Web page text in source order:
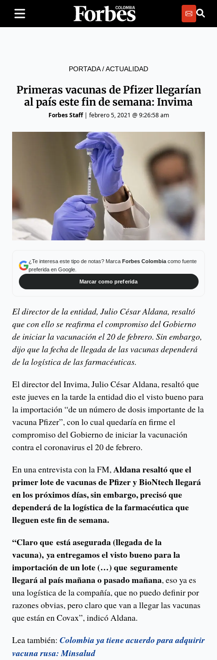
PORTADA/ACTUALIDAD
Primeras vacunas de Pfizer llegarían
al país este fin de semana: Invima
Forbes Staff| febrero 5, 2021 @ 9:26:58 am
¿Te interesa este tipo de notas? Marca Forbes Colombiacomo fuente
preferida en Google.
Marcar como preferida
El director de la entidad, Julio César Aldana, resaltó
que con ello se reafirma el compromiso del Gobierno
de iniciar la vacunación el 20 de febrero. Sin embargo,
dijo que la fecha de llegada de las vacunas dependerá
de la logística de las farmacéuticas.
El director del Invima, Julio César Aldana, resaltó que
este jueves en la tarde la entidad dio el visto bueno para
la importación “de un número de dosis importante de la
vacuna Pfizer”, con lo cual quedaría en firme el
compromiso del Gobierno de iniciar la vacunación
contra el coronavirus el 20 de febrero.
En una entrevista con la FM,Aldana resaltó que el
primer lote de vacunas de Pfizer y BioNtech llegará
en los próximos días, sin embargo, precisó que
dependerá de la logística de la farmacéutica que
lleguen este fin de semana.
“Claro que está asegurada (llegada de la
vacuna), ya entregamos el visto bueno para la
importación de un lote (…) que seguramente
llegará al país mañana o pasado mañana, eso ya es
una logística de la compañía, que no puedo definir por
razones obvias, pero claro que van a llegar las vacunas
que están en Covax”, indicó Aldana.
Lea también: Colombia ya tiene acuerdo para adquirir
vacuna rusa: Minsalud